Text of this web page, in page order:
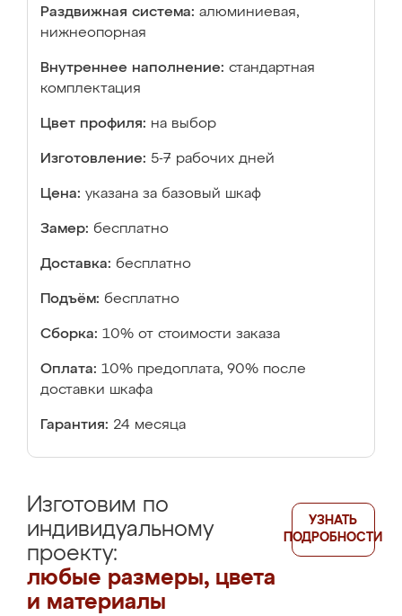
Раздвижная система: алюминиевая,
нижнеопорная
Внутреннее наполнение: стандартная
комплектация
Цвет профиля: на выбор
Изготовление: 5-7 рабочих дней
Цена: указана за базовый шкаф
Замер: бесплатно
Доставка: бесплатно
Подъём: бесплатно
Сборка: 10% от стоимости заказа
Оплата: 10% предоплата, 90% после
доставки шкафа
Гарантия: 24 месяца
Изготовим по
индивидуальному
проекту:
любые размеры, цвета
и материалы
УЗНАТЬ
ПОДРОБНОСТИ